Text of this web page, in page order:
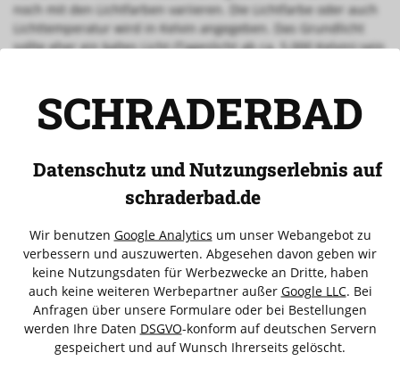
« zurück
Aktuelles
Verlauf
Oktober 2021
noch mit den Lichtfarben variieren. Die Lichtfarbe oder auch
Lichttemperatur wird in Kelvin angegeben. Das Grundlicht
sollte eher ein kaltes Licht (Tageslicht ab ca. 5.000 Kelvin) sein
Leuchten jetzt noch einzeln schalt- und wohlmöglich
dimmbar sind, können Sie die schönsten Lichtstimmungen
Zurück zur Übersicht
SCHRADERBAD
Datenschutz und Nutzungserlebnis auf
schraderbad.de
Wir benutzen Google Analytics um unser Webangebot zu
verbessern und auszuwerten. Abgesehen davon geben wir
keine Nutzungsdaten für Werbezwecke an Dritte, haben
auch keine weiteren Werbepartner außer Google LLC. Bei
Anfragen über unsere Formulare oder bei Bestellungen
werden Ihre Daten DSGVO-konform auf deutschen Servern
gespeichert und auf Wunsch Ihrerseits gelöscht.